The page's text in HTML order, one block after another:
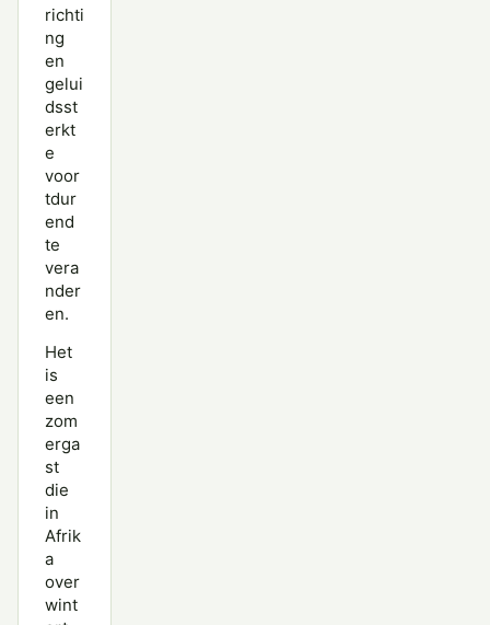
richti
ng
en
gelui
dsst
erkt
e
voor
tdur
end
te
vera
nder
en.
Het
is
een
zom
erga
st
die
in
Afrik
a
over
wint